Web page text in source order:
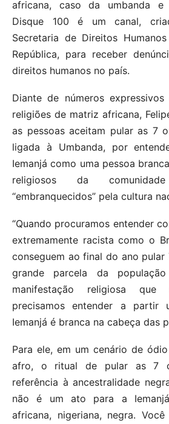
africana, caso da umbanda
Disque 100 é um canal,
Secretaria de Direitos
República, para receber
direitos humanos no país.
Diante de números
religiões de matriz africana,
as pessoas aceitam pular as 7
ligada à Umbanda, por
Iemanjá como uma pessoa
religiosos da
“embranquecidos” pela cultura
“Quando procuramos entender
extremamente racista como o
conseguem ao final do ano pular
grande parcela da
manifestação religiosa
precisamos entender a partir
Iemanjá é branca na cabeça das
Para ele, em um cenário de
afro, o ritual de pular as 7
referência à ancestralidade
não é um ato para a
africana, nigeriana, negra.